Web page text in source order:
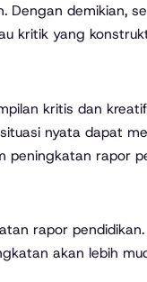
Dengan demikian,
kritik yang
kritis dan
nyata dapat
peningkatan rapor
rapor
akan lebih